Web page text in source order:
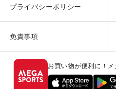
プライバシーポリシー
免責事項
お買い物が便利に！